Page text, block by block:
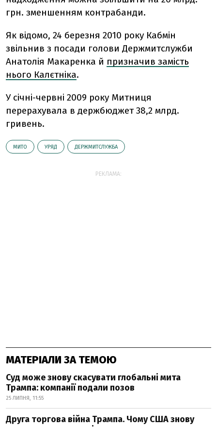
грн. зменшенням контрабанди.
Як відомо, 24 березня 2010 року Кабмін
звільнив з посади голови Держмитслужби
Анатолія Макаренка й призначив замість
нього Калєтніка.
У січні-червні 2009 року Митниця
перерахувала в держбюджет 38,2 млрд.
гривень.
МИТО УРЯД ДЕРЖМИТСЛУЖБА
РЕКЛАМА:
МАТЕРІАЛИ ЗА ТЕМОЮ
Суд може знову скасувати глобальні мита
Трампа: компанії подали позов
25 ЛИПНЯ, 11:55
Друга торгова війна Трампа. Чому США знову